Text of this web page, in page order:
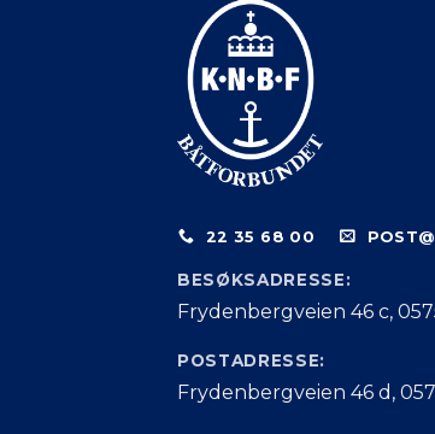
22 35 68 00
BESØKSADRESSE:
Frydenbergveien 46 c,
POSTADRESSE:
Frydenbergveien 46 d,